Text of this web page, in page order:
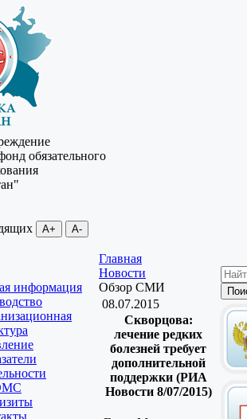
обязательного
A+ A-
информация
Главная
Новости
Обзор СМИ
08.07.2015
Скворцова:
лечение редких
болезней требует
дополнительной
поддержки (РИА
Новости 8/07/2015)